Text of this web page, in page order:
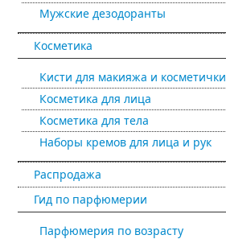
Мужские дезодоранты
Косметика
Кисти для макияжа и косметички
Косметика для лица
Косметика для тела
Наборы кремов для лица и рук
Распродажа
Гид по парфюмерии
Парфюмерия по возрасту